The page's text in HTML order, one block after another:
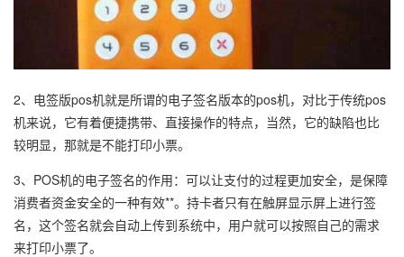
2、电签版pos机就是所谓的电子签名版本的pos机，对比于传统pos
机来说，它有着便捷携带、直接操作的特点，当然，它的缺陷也比
较明显，那就是不能打印小票。
3、POS机的电子签名的作用：可以让支付的过程更加安全，是保障
消费者资金安全的一种有效**。持卡者只有在触屏显示屏上进行签
名，这个签名就会自动上传到系统中，用户就可以按照自己的需求
来打印小票了。